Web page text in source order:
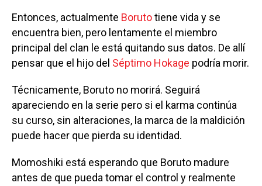
Entonces, actualmente Borutotiene vida y se
encuentra bien, pero lentamente el miembro
principal del clan le está quitando sus datos. De allí
pensar que el hijo del Séptimo Hokage podría morir.
Técnicamente, Boruto no morirá. Seguirá
apareciendo en la serie pero si el karma continúa
su curso, sin alteraciones, la marca de la maldición
puede hacer que pierda su identidad.
Momoshiki está esperando que Boruto madure
antes de que pueda tomar el control y realmente